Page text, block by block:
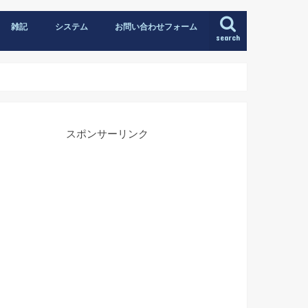
search
雑記 システム お問い合わせフォーム
スポンサーリンク